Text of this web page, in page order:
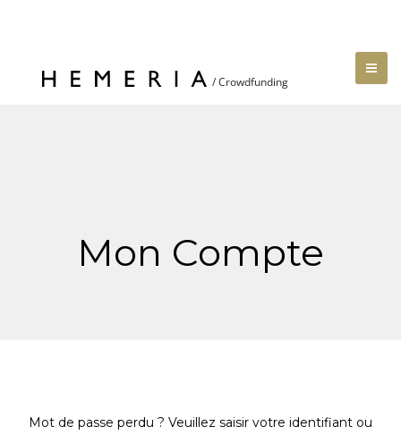
Mon Compte
Mot de passe perdu ? Veuillez saisir votre identifiant ou